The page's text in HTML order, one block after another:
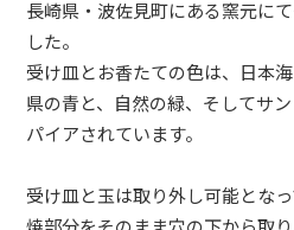
長崎県・波佐見町にある窯元に
した。
受け皿とお香たての色は、日本
県の青と、自然の緑、そしてサ
パイアされています。
受け皿と玉は取り外し可能とな